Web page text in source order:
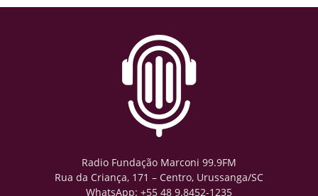
Radio Fundação Marconi 99.9FM
Rua da Criança, 171 – Centro, Urussanga/SC
WhatsApp: +55 48 9.8452-1235